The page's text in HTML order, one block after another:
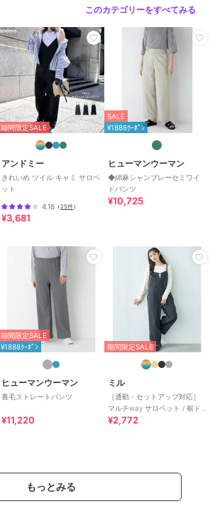
このカテゴリーをすべてみる
期間限定SALE
アンドミー
きれいめ ツイル キャミ サロペ
ット
4.16 （25件）
¥3,681
SALE
¥1888ｸｰﾎﾟﾝ
ヒューマンウーマン
◆綿麻シャンブレーセミワイ
ドパンツ
¥10,725
期間限定SALE
¥1888ｸｰﾎﾟﾝ
ヒューマンウーマン
裏毛ストレートパンツ
¥11,220
期間限定SALE
ミル
［通勤・セットアップ対応］
マルチway サロペット / 裾ド
ロスト バルーン 【mil (ミル)】
¥2,772
もっとみる